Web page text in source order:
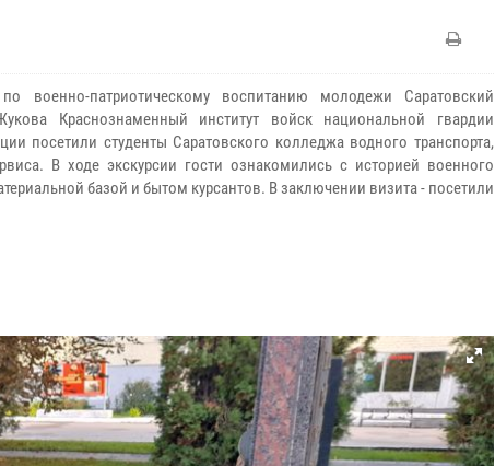
военно-патриотическому воспитанию молодежи Саратовский
Краснознаменный институт войск национальной гвардии
посетили студенты Саратовского колледжа водного транспорта,
В ходе экскурсии гости ознакомились с историей военного
базой и бытом курсантов. В заключении визита - посетили